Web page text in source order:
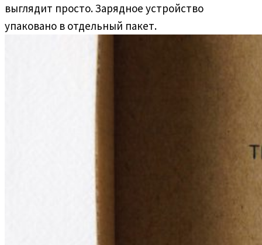
выглядит просто. Зарядное устройство
упаковано в отдельный пакет.